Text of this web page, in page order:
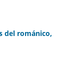
del románico,